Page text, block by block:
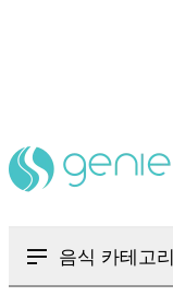
음식 카테고리